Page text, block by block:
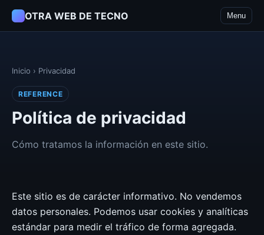
OTRA WEB DE TECNO Menu
Inicio › Privacidad
REFERENCE
Política de privacidad
Cómo tratamos la información en este sitio.
Este sitio es de carácter informativo. No vendemos
datos personales. Podemos usar cookies y analíticas
estándar para medir el tráfico de forma agregada.